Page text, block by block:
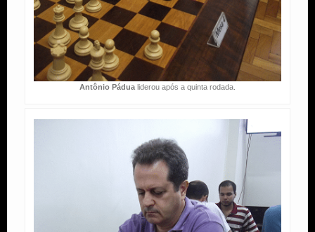
Antônio Pádualiderou após a quinta rodada.